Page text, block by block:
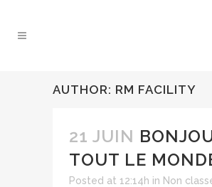
AUTHOR: RM FACILITY
21 JUIN
TOUT LE
Posted at 12:14h in Non